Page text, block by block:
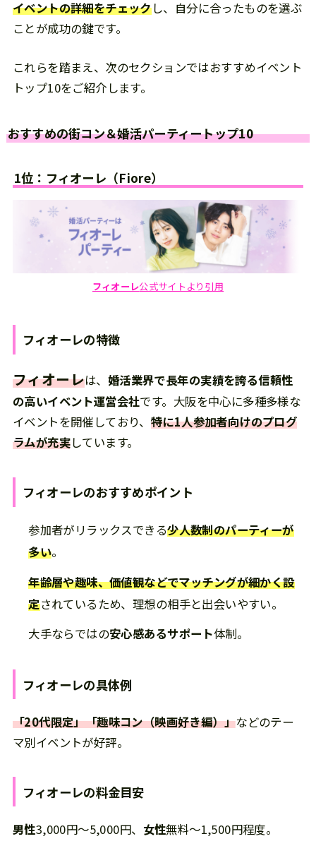
イベントの詳細をチェックし、自分に合ったものを選ぶ
ことが成功の鍵です。
これらを踏まえ、次のセクションではおすすめイベント
トップ10をご紹介します。
おすすめの街コン＆婚活パーティートップ10
1位：フィオーレ（Fiore）
フィオーレ公式サイトより引用
フィオーレの特徴
フィオーレは、 婚活業界で長年の実績を誇る信頼性
の高いイベント運営会社です。大阪を中心に多種多様な
イベントを開催しており、 特に1人参加者向けのプログ
ラムが充実しています。
フィオーレのおすすめポイント
参加者がリラックスできる少人数制のパーティーが
多い。
年齢層や趣味、価値観などでマッチングが細かく設
定されているため、理想の相手と出会いやすい。
大手ならではの安心感あるサポート体制。
フィオーレの具体例
「20代限定」「趣味コン（映画好き編）」などのテー
マ別イベントが好評。
フィオーレの料金目安
男性3,000円～5,000円、 女性無料～1,500円程度。